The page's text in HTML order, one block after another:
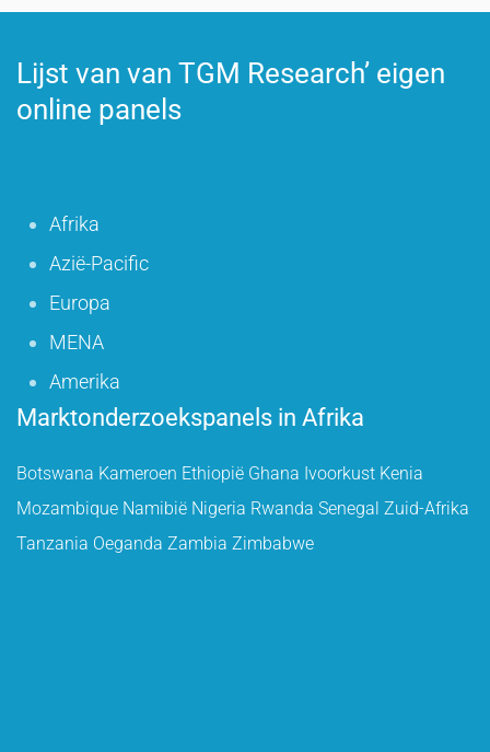
Lijst van van TGM Research’ eigen
online panels
Afrika
Azië-Pacific
Europa
MENA
Amerika
Marktonderzoekspanels in Afrika
Botswana Kameroen Ethiopië Ghana Ivoorkust Kenia
Mozambique Namibië Nigeria Rwanda Senegal Zuid-Afrika
Tanzania Oeganda Zambia Zimbabwe